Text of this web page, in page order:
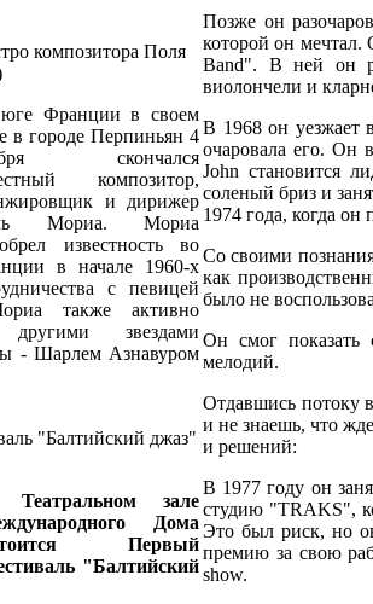
композитора Поля
Франции в своем
в городе Перпиньян 4
скончался
композитор,
и дирижер
Мориа. Мориа
известность во
в начале 1960-х
с певицей
также активно
звездами
- Шарлем Азнавуром
"Балтийский джаз"
зале
Дома
Первый
"Балтийский
Позже он
которой он мечтал.
Band". В ней он
виолончели и
В 1968 он уезжает
очаровала его. Он
John становится
соленый бриз и
1974 года, когда он
Со своими
как
было не
Он смог показать
мелодий.
Отдавшись потоку
и не знаешь, что
и решений:
В 1977 году он
студию "TRAKS",
Это был риск, но
премию за свою
show.